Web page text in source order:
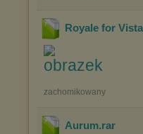
Royale for
zachomikowany
Aurum.rar